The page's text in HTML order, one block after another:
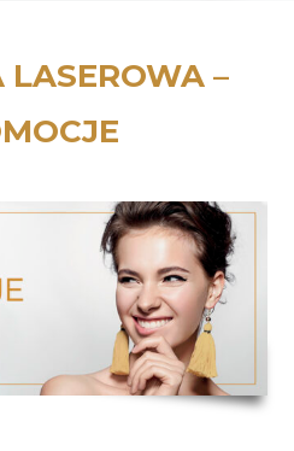
LASEROWA –